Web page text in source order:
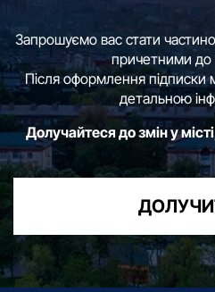
Запрошуємо вас стати
причетними до
Після оформлення підписки
детальною
Долучайтеся до змін у